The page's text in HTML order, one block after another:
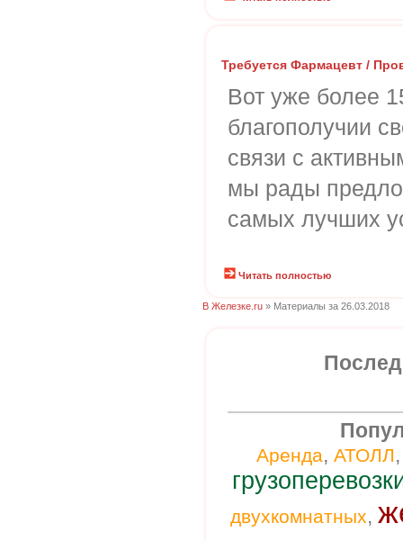
Требуется Фармацевт /
Вот уже более
благополучии
связи с
мы рады
самых лучших
Читать полностью
В Железке.ru » Материалы за 26.03.2018
Аренда, АТОЛЛ
двухкомнатных,